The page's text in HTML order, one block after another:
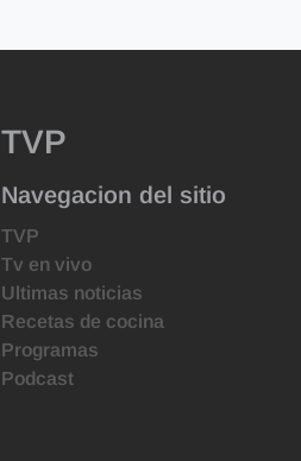
TVP
Navegacion del sitio
TVP
Tv en vivo
Ultimas noticias
Recetas de cocina
Programas
Podcast